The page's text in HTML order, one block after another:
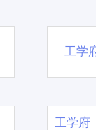
工学
工学